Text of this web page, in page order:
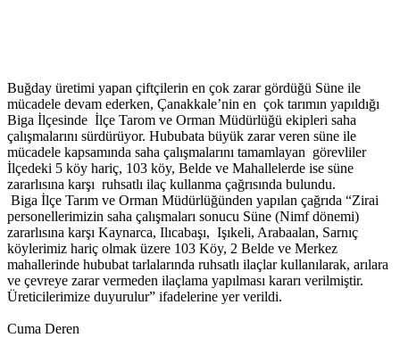
Buğday üretimi yapan çiftçilerin en çok zarar gördüğü Süne ile
mücadele devam ederken, Çanakkale’nin en çok tarımın yapıldığı
Biga İlçesinde İlçe Tarom ve Orman Müdürlüğü ekipleri saha
çalışmalarını sürdürüyor. Hububata büyük zarar veren süne ile
mücadele kapsamında saha çalışmalarını tamamlayan görevliler
İlçedeki 5 köy hariç, 103 köy, Belde ve Mahallelerde ise süne
zararlısına karşı ruhsatlı ilaç kullanma çağrısında bulundu.
Biga İlçe Tarım ve Orman Müdürlüğünden yapılan çağrıda “Zirai
personellerimizin saha çalışmaları sonucu Süne (Nimf dönemi)
zararlısına karşı Kaynarca, Ilıcabaşı, Işıkeli, Arabaalan, Sarnıç
köylerimiz hariç olmak üzere 103 Köy, 2 Belde ve Merkez
mahallerinde hububat tarlalarında ruhsatlı ilaçlar kullanılarak, arılara
ve çevreye zarar vermeden ilaçlama yapılması kararı verilmiştir.
Üreticilerimize duyurulur” ifadelerine yer verildi.
Cuma Deren